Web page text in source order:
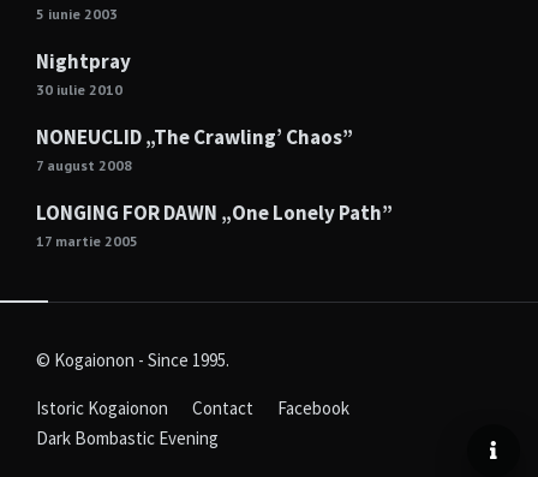
5 iunie 2003
Nightpray
30 iulie 2010
NONEUCLID „The Crawling’ Chaos”
7 august 2008
LONGING FOR DAWN „One Lonely Path”
17 martie 2005
© Kogaionon - Since 1995.
Istoric Kogaionon Contact
Facebook
Dark Bombastic Evening